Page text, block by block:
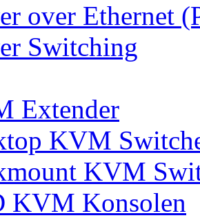
over Ethernet
Switching
Extender
KVM
KVM
KVM Konsolen